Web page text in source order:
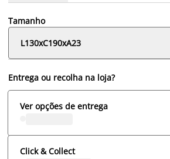
Tamanho
L130xC190xA23
Entrega ou recolha na loja?
Ver opções de entrega
Click & Collect